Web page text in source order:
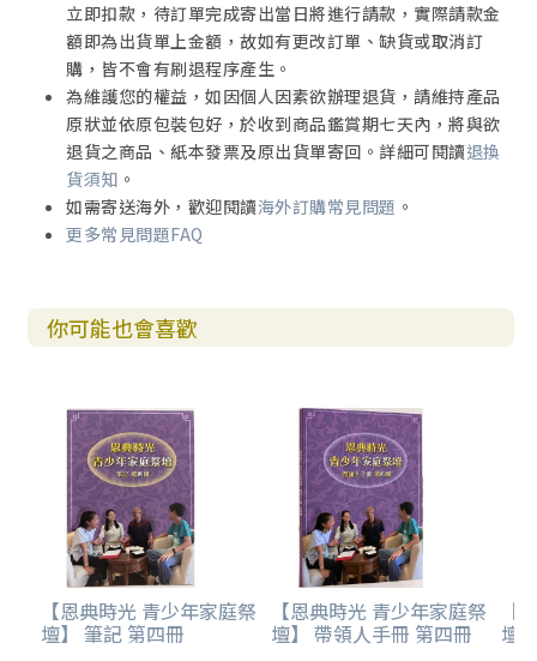
立即扣款，待訂單完成寄出當日將進行請款，實際請款金
額即為出貨單上金額，故如有更改訂單、缺貨或取消訂
購，皆不會有刷退程序產生。
為維護您的權益，如因個人因素欲辦理退貨，請維持產品
原狀並依原包裝包好，於收到商品鑑賞期七天內，將與欲
退貨之商品、紙本發票及原出貨單寄回。詳細可閱讀退換
貨須知 。
如需寄送海外，歡迎閱讀海外訂購常見問題 。
更多常見問題FAQ
你可能也會喜歡
【恩典時光 青少年家庭祭
壇】 筆記 第四冊
【恩典時光 青少年家庭祭
壇】 帶領人手冊 第四冊
【
壇